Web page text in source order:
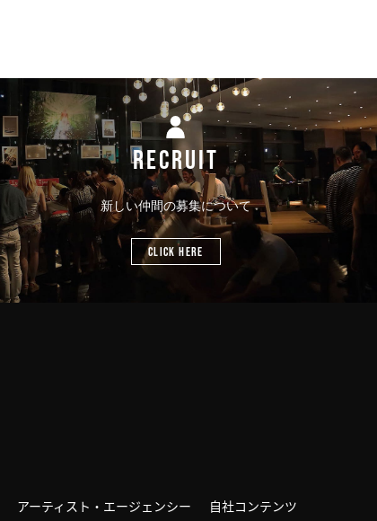
RECRUIT
新しい仲間の募集について
CLICK HERE
アーティスト・エージェンシー 自社コンテンツ